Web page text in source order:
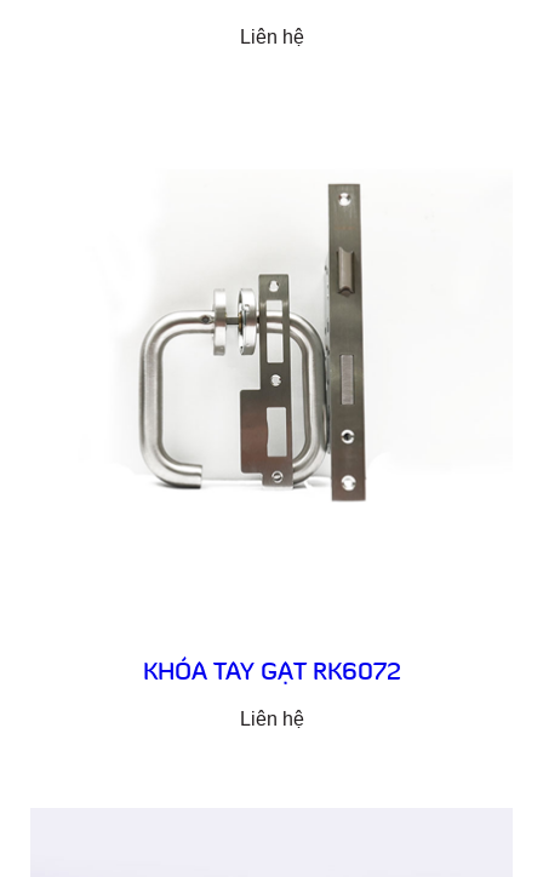
Liên hệ
KHÓA TAY GẠT RK6072
Liên hệ